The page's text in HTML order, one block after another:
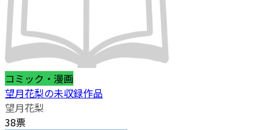
コミック・漫画
望月花梨の未収録作品
望月花梨
38票